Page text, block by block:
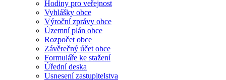
Hodiny pro veřejnost
Vyhlášky obce
Výroční zprávy obce
Územní plán obce
Rozpočet obce
Závěrečný účet obce
Formuláře ke stažení
Úřední deska
Usnesení zastupitelstva